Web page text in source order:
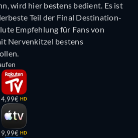
wird hier bestens bedient. Es ist
Teil der Final Destination-
Empfehlung für Fans von
Nervenkitzel bestens
4,99€ HD
9,99€ HD